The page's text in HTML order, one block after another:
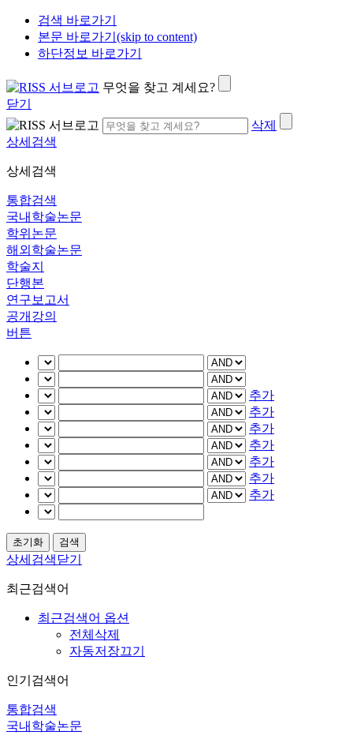
검색 바로가기
본문 바로가기(skip to content)
하단정보 바로가기
무엇을 찾고 계세요?
닫기
삭제
상세검색
상세검색
통합검색
국내학술논문
학위논문
해외학술논문
학술지
단행본
연구보고서
공개강의
버튼
추가
추가
추가
추가
추가
추가
추가
상세검색닫기
최근검색어
최근검색어 옵션
전체삭제
자동저장끄기
인기검색어
통합검색
국내학술논문